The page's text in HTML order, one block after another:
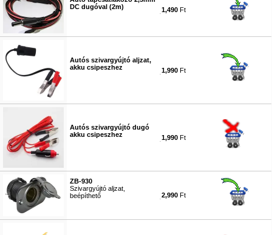
DC dugóval (2m)
1,490 Ft
Autós szivargyújtó aljzat,
akku csipeszhez
1,990 Ft
Autós szivargyújtó dugó
akku csipeszhez
1,990 Ft
ZB-930
Szivargyújtó aljzat,
beépíthető
2,990 Ft